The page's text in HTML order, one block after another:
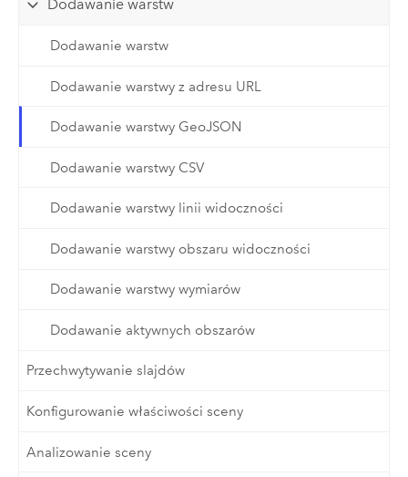
Dodawanie warstw
Dodawanie warstw
Dodawanie warstwy z adresu URL
Dodawanie warstwy GeoJSON
Dodawanie warstwy CSV
Dodawanie warstwy linii widoczności
Dodawanie warstwy obszaru widoczności
Dodawanie warstwy wymiarów
Dodawanie aktywnych obszarów
Przechwytywanie slajdów
Konfigurowanie właściwości sceny
Analizowanie sceny